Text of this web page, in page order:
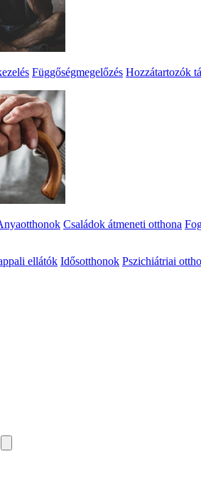
Függőségmegelőzés Hozzátartozók
Családok átmeneti otthona
ellátók Idősotthonok Pszichiátriai